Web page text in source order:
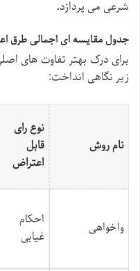
شرعی می پردازد.
جدول مقایسه ای اجمالی طرق
برای درک بهتر تفاوت های
زیر نگاهی انداخت:
نام روش
نوع رای
قابل
اعتراض
واخواهی
احکام
غیابی